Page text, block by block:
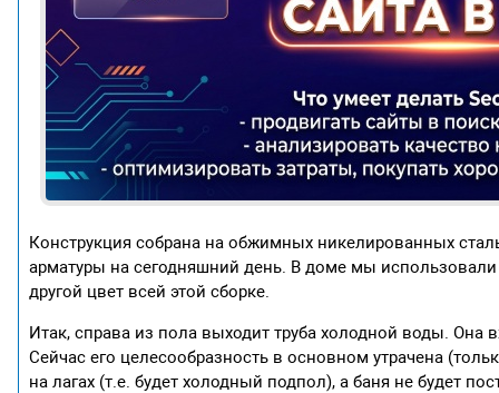
Конструкция собрана на обжимных никелированных
арматуры на сегодняшний день. В доме мы
другой цвет всей этой сборке.
Итак, справа из пола выходит труба холодной воды. Она
Сейчас его целесообразность в основном утрачена
на лагах (т.е. будет холодный подпол), а баня не будет